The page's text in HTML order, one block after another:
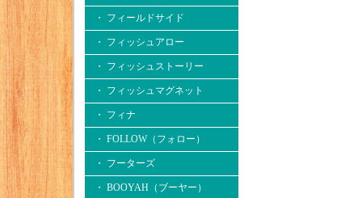
・ フィールドサイド
・ フィッシュアロー
・ フィッシュストーリー
・ フィッシュマグネット
・ フィナ
・ FOLLOW（フォロー）
・ フーターズ
・ BOOYAH（ブーヤー）